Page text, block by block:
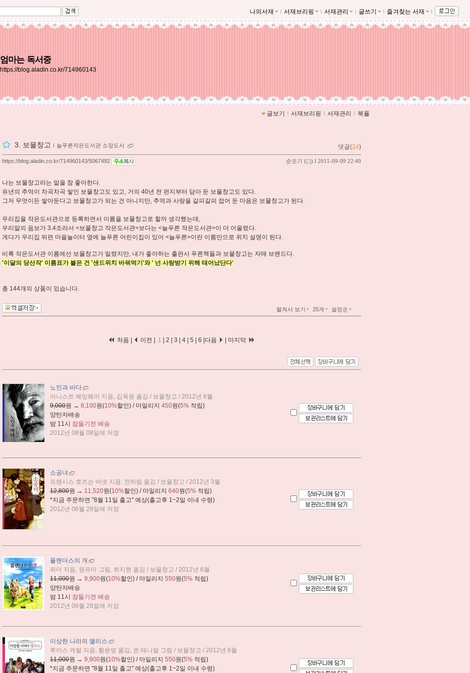
나의서재 ｌ 서재브리핑 ｌ 서재관리 ｌ 글쓰기 ｌ 즐겨찾는 서재 ｌ
엄마는 독서중
https://blog.aladin.co.kr/714960143
글보기 ｌ 서재브리핑 ｌ 서재관리 ｌ 북플
3. 보물창고 ｌ 늘푸른작은도서관 소장도서 댓글(24)
순오기 ( ) l 2011-09-09 22:49
https://blog.aladin.co.kr/714960143/5067492
나는 보물창고라는 말을 참 좋아한다.
유년의 추억이 차곡차곡 쌓인 보물창고도 있고, 거의 40년 전 편지부터 담아 둔 보물창고도 있다.
그저 무엇이든 쌓아둔다고 보물창고가 되는 건 아니지만, 추억과 사랑을 갈피갈피 접어 둔 마음은 보물창고가 된다.
우리집을 작은도서관으로 등록하면서 이름을 보물창고로 할까 생각했는데,
우리말의 음보가 3.4조라서 <보물창고 작은도서관>보다는 <늘푸른 작은도서관>이 더 어울렸다.
게다가 우리집 뒤편 마을놀이터 옆에 늘푸른 어린이집이 있어 <늘푸른>이란 이름만으로 위치 설명이 된다.
비록 작은도서관 이름에선 보물창고가 밀렸지만, 내가 좋아하는 출판사 푸른책들과 보물창고는 자매 브랜드다.
'이달의 당선작' 이름표가 붙은 건 '샌드위치 바꿔먹기'와 ' 넌 사랑받기 위해 태어났단다'
총 144개 의 상품이 있습니다.
설정순
25개
펼쳐서 보기
처음 | 이전 | 1 2 3 4 5 6 다음 마지막
노인과 바다
어니스트 헤밍웨이 지음, 김욱동 옮김 / 보물창고 / 2012년 8월
9,000원 → 8,100원(10%할인) / 마일리지 450원(5% 적립)
양탄자배송
밤 11시 잠들기전 배송
2012년 08월 08일에 저장
소공녀
프랜시스 호즈슨 버넷 지음, 전하림 옮김 / 보물창고 / 2012년 3월
12,800원 → 11,520원(10%할인) / 마일리지 640원(5% 적립)
*지금 주문하면 "8월 11일 출고" 예상(출고후 1~2일 이내 수령)
2012년 06월 28일에 저장
플랜더스의 개
위더 지음, 원유미 그림, 최지현 옮김 / 보물창고 / 2012년 6월
11,000원 → 9,900원(10%할인) / 마일리지 550원(5% 적립)
양탄자배송
밤 11시 잠들기전 배송
2012년 06월 28일에 저장
이상한 나라의 앨리스
루이스 캐럴 지음, 황윤영 옮김, 존 테니얼 그림 / 보물창고 / 2012년 6월
11,000원 → 9,900원(10%할인) / 마일리지 550원(5% 적립)
*지금 주문하면 "8월 11일 출고" 예상(출고후 1~2일 이내 수령)